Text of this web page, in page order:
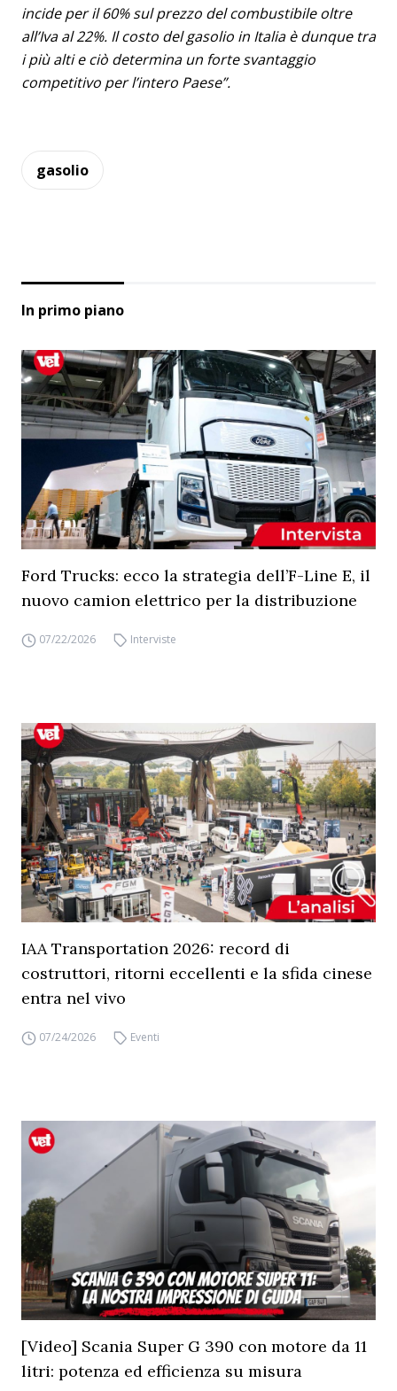
incide per il 60% sul prezzo del combustibile oltre
all’Iva al 22%. Il costo del gasolio in Italia è dunque tra
i più alti e ciò determina un forte svantaggio
competitivo per l’intero Paese”.
gasolio
In primo piano
Ford Trucks: ecco la strategia dell’F-Line E, il
nuovo camion elettrico per la distribuzione
07/22/2026 Interviste
IAA Transportation 2026: record di
costruttori, ritorni eccellenti e la sfida cinese
entra nel vivo
07/24/2026 Eventi
[Video] Scania Super G 390 con motore da 11
litri: potenza ed efficienza su misura